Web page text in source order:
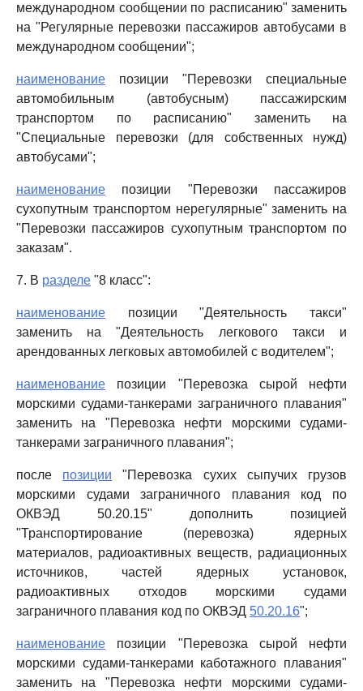
международном сообщении по расписанию" заменить
на "Регулярные перевозки пассажиров автобусами в
международном сообщении";
наименование позиции "Перевозки специальные
автомобильным (автобусным) пассажирским
транспортом по расписанию" заменить на
"Специальные перевозки (для собственных нужд)
автобусами";
наименование позиции "Перевозки пассажиров
сухопутным транспортом нерегулярные" заменить на
"Перевозки пассажиров сухопутным транспортом по
заказам".
7. В разделе "8 класс":
наименование позиции "Деятельность такси"
заменить на "Деятельность легкового такси и
арендованных легковых автомобилей с водителем";
наименование позиции "Перевозка сырой нефти
морскими судами-танкерами заграничного плавания"
заменить на "Перевозка нефти морскими судами-
танкерами заграничного плавания";
после позиции "Перевозка сухих сыпучих грузов
морскими судами заграничного плавания код по
ОКВЭД 50.20.15" дополнить позицией
"Транспортирование (перевозка) ядерных
материалов, радиоактивных веществ, радиационных
источников, частей ядерных установок,
радиоактивных отходов морскими судами
заграничного плавания код по ОКВЭД 50.20.16";
наименование позиции "Перевозка сырой нефти
морскими судами-танкерами каботажного плавания"
заменить на "Перевозка нефти морскими судами-